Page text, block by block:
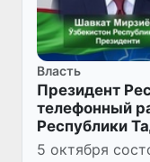
Власть
Президент
телефонный
Республики
5 октября